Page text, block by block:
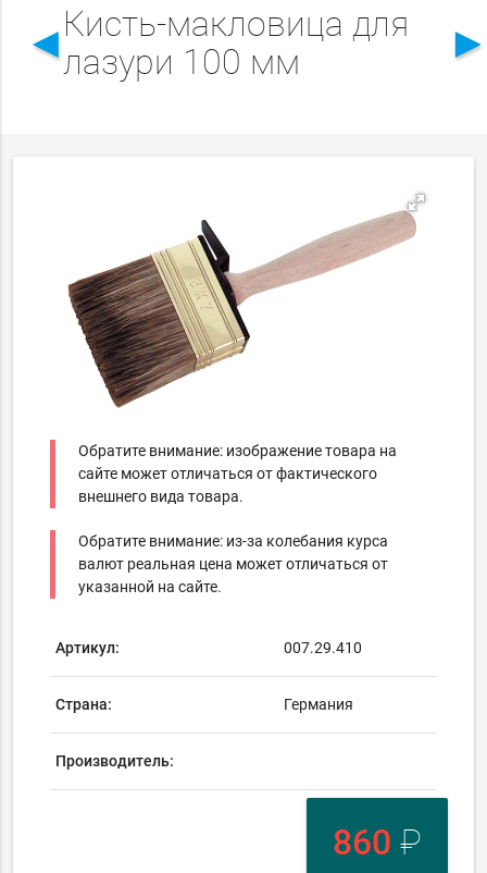
◄Кисть-макловица для
лазури 100 мм
Обратите внимание: изображение товара на
сайте может отличаться от фактического
внешнего вида товара.
Обратите внимание: из-за колебания курса
валют реальная цена может отличаться от
указанной на сайте.
Артикул: 007.29.410
Страна: Германия
Производитель:
860 ₽